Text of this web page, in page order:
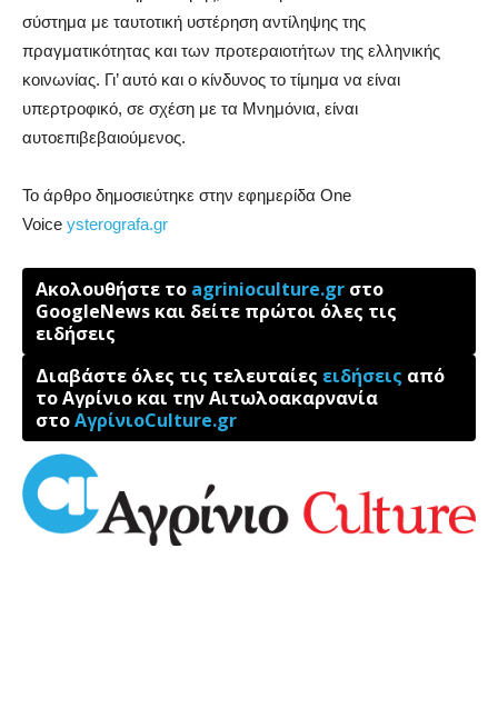
σύστημα με ταυτοτική υστέρηση αντίληψης της
πραγματικότητας και των προτεραιοτήτων της ελληνικής
κοινωνίας. Γι’ αυτό και ο κίνδυνος το τίμημα να είναι
υπερτροφικό, σε σχέση με τα Μνημόνια, είναι
αυτοεπιβεβαιούμενος.
Το άρθρο δημοσιεύτηκε στην εφημερίδα One
Voice ysterografa.gr
Ακολουθήστε το agrinioculture.gr στο
GoogleNews και δείτε πρώτοι όλες τις
ειδήσεις
Διαβάστε όλες τις τελευταίες ειδήσεις από
το Αγρίνιο και την Αιτωλοακαρνανία
στοΑγρίνιοCulture.gr